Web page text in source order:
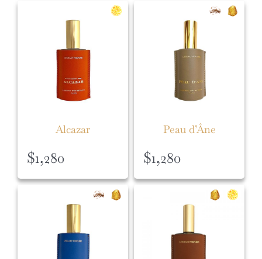
Alcazar
$1,280
Peau d’Âne
$1,280